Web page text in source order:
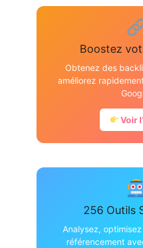
Boostez
Obtenez des
améliorez
Voir
256 Outils
Analysez,
référencement